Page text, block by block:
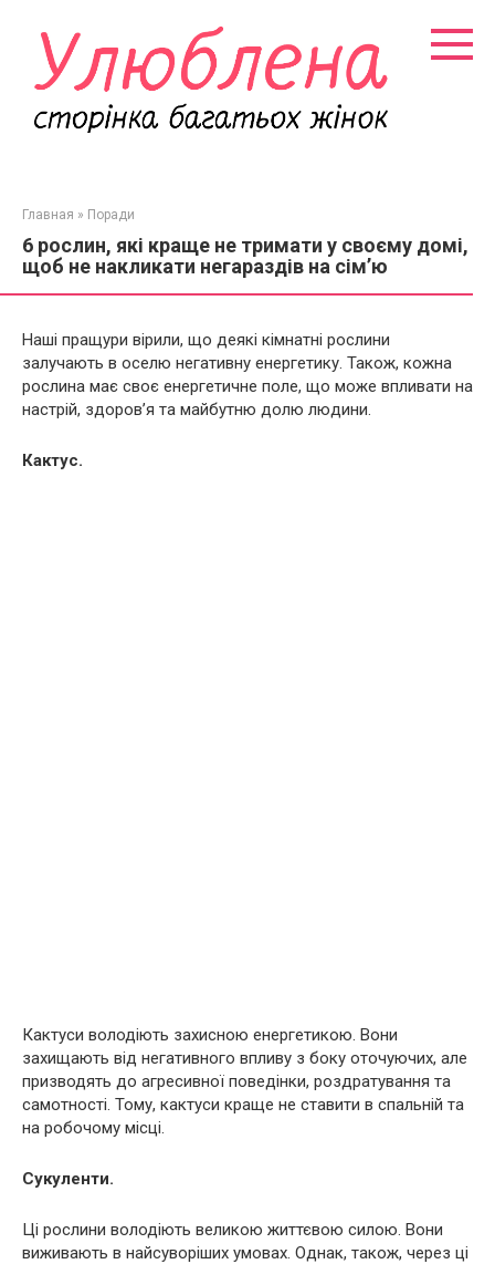
контенту
Главная » Поради
6 рослин, які краще не тримати у своєму домі,
щоб не накликати негараздів на сім’ю
Наші пращури вірили, що деякі кімнатні рослини
залучають в оселю негативну енергетику. Також, кожна
рослина має своє енергетичне поле, що може впливати на
настрій, здоров’я та майбутню долю людини.
Кактус.
Кактуси володіють захисною енергетикою. Вони
захищають від негативного впливу з боку оточуючих, але
призводять до агресивної поведінки, роздратування та
самотності. Тому, кактуси краще не ставити в спальній та
на робочому місці.
Сукуленти.
Ці рослини володіють великою життєвою силою. Вони
виживають в найсуворіших умовах. Однак, також, через ці